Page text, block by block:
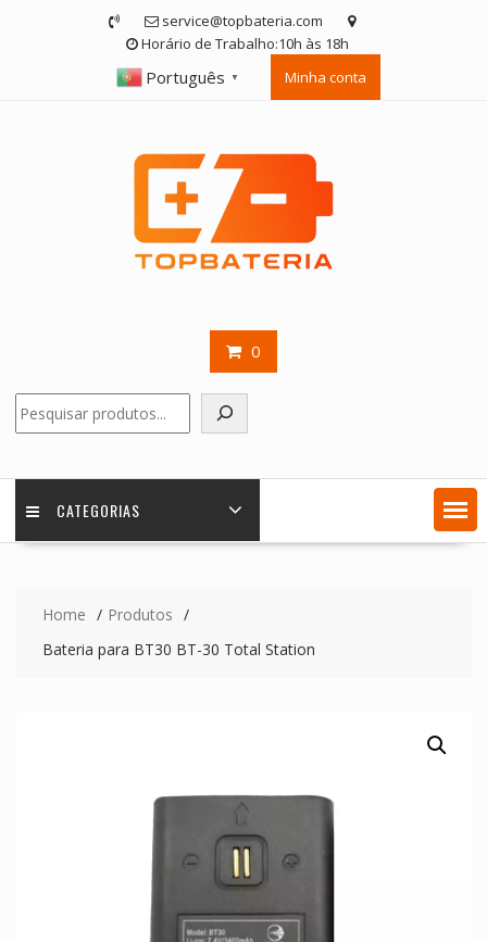
service@topbateria.com
Horário de Trabalho:10h às 18h
Português ▼ Minha conta
0
CATEGORIAS
Home
Produtos
Bateria para BT30 BT-30 Total Station